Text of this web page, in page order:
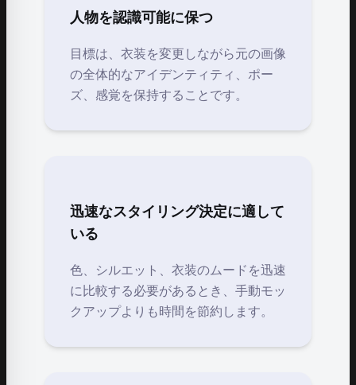
人物を認識可能に保つ
目標は、衣装を変更しながら元の画像
の全体的なアイデンティティ、ポー
ズ、感覚を保持することです。
迅速なスタイリング決定に適して
いる
色、シルエット、衣装のムードを迅速
に比較する必要があるとき、手動モッ
クアップよりも時間を節約します。